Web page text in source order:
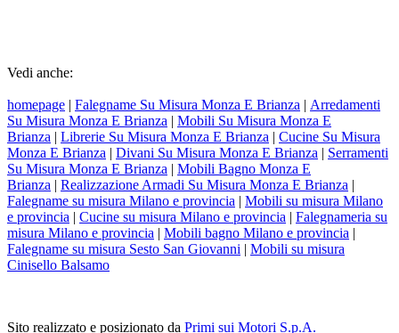
Vedi anche:
homepage | Falegname Su Misura Monza E Brianza | Arredamenti
Su Misura Monza E Brianza | Mobili Su Misura Monza E
Brianza | Librerie Su Misura Monza E Brianza | Cucine Su Misura
Monza E Brianza | Divani Su Misura Monza E Brianza | Serramenti
Su Misura Monza E Brianza | Mobili Bagno Monza E
Brianza | Realizzazione Armadi Su Misura Monza E Brianza |
Falegname su misura Milano e provincia | Mobili su misura Milano
e provincia | Cucine su misura Milano e provincia | Falegnameria su
misura Milano e provincia | Mobili bagno Milano e provincia |
Falegname su misura Sesto San Giovanni | Mobili su misura
Cinisello Balsamo
Sito realizzato e posizionato da Primi sui Motori S.p.A.